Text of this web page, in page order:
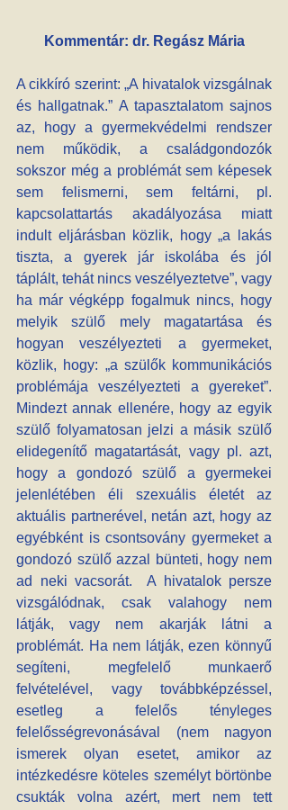
Kommentár: dr. Regász Mária
A cikkíró szerint: „A hivatalok vizsgálnak
és hallgatnak.” A tapasztalatom sajnos
az, hogy a gyermekvédelmi rendszer
nem működik, a családgondozók
sokszor még a problémát sem képesek
sem felismerni, sem feltárni, pl.
kapcsolattartás akadályozása miatt
indult eljárásban közlik, hogy „a lakás
tiszta, a gyerek jár iskolába és jól
táplált, tehát nincs veszélyeztetve”, vagy
ha már végképp fogalmuk nincs, hogy
melyik szülő mely magatartása és
hogyan veszélyezteti a gyermeket,
közlik, hogy: „a szülők kommunikációs
problémája veszélyezteti a gyereket”.
Mindezt annak ellenére, hogy az egyik
szülő folyamatosan jelzi a másik szülő
elidegenítő magatartását, vagy pl. azt,
hogy a gondozó szülő a gyermekei
jelenlétében éli szexuális életét az
aktuális partnerével, netán azt, hogy az
egyébként is csontsovány gyermeket a
gondozó szülő azzal bünteti, hogy nem
ad neki vacsorát.  A hivatalok persze
vizsgálódnak, csak valahogy nem
látják, vagy nem akarják látni a
problémát. Ha nem látják, ezen könnyű
segíteni, megfelelő munkaerő
felvételével, vagy továbbképzéssel,
esetleg a felelős tényleges
felelősségrevonásával (nem nagyon
ismerek olyan esetet, amikor az
intézkedésre köteles személyt börtönbe
csukták volna azért, mert nem tett